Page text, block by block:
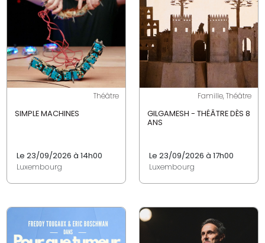
Théâtre
SIMPLE MACHINES
Le 23/09/2026 à 14h00
Luxembourg
Famille, Théâtre
GILGAMESH - THÉÂTRE DÈS 8
ANS
Le 23/09/2026 à 17h00
Luxembourg